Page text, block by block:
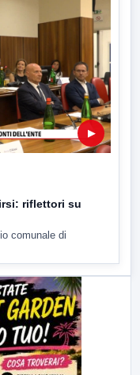
▶
riflettori su
comunale di